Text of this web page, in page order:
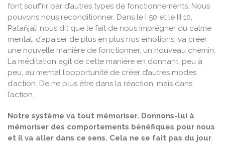
font souffrir par d’autres types de fonctionnements. Nous
pouvons nous reconditionner. Dans le I 50 et le III 10,
Pataňjali nous dit que le fait de nous imprégner du calme
mental, d’apaiser de plus en plus nos émotions, va créer
une nouvelle manière de fonctionner, un nouveau chemin.
La méditation agit de cette manière en donnant, peu à
peu, au mental l’opportunité de créer d’autres modes
d’action. De ne plus être dans la réaction, mais dans
l’action.
Notre système va tout mémoriser. Donnons-lui à
mémoriser des comportements bénéfiques pour nous
et il va aller dans ce sens. Cela ne se fait pas du jour